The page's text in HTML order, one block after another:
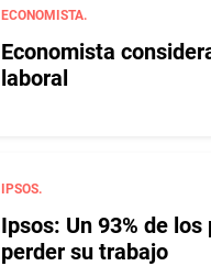
ECONOMISTA.
Economista
laboral
IPSOS.
Ipsos: Un 93% de
perder su trabajo